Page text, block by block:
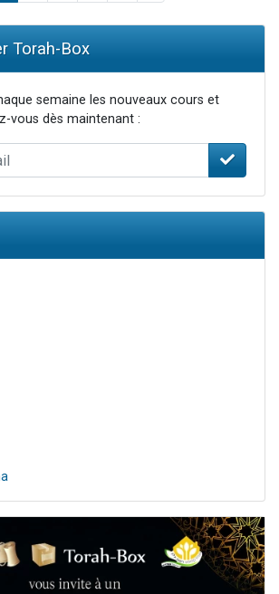
Torah-Box
semaine les nouveaux cours et
vous dès maintenant :